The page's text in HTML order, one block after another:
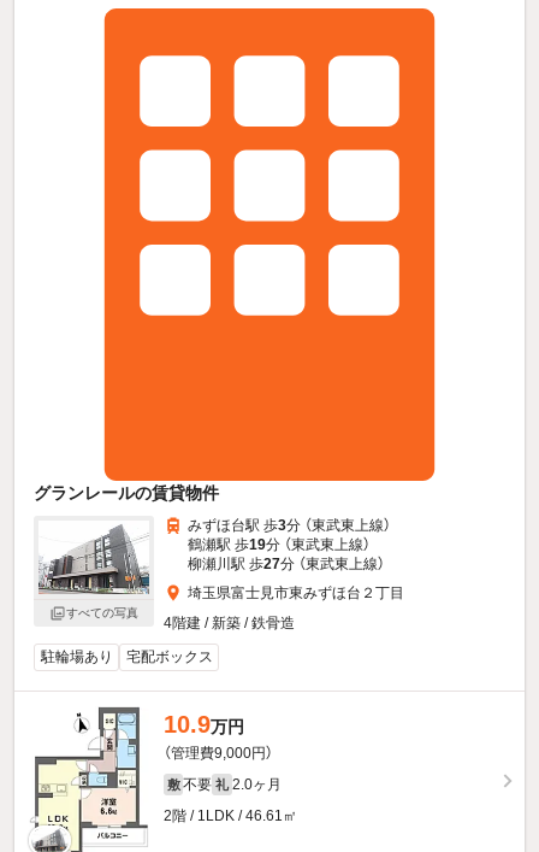
グランレールの賃貸物件
すべての写真
みずほ台駅 歩3分 （東武東上線）
鶴瀬駅 歩19分 （東武東上線）
柳瀬川駅 歩27分 （東武東上線）
埼玉県富士見市東みずほ台２丁目
4階建 / 新築 / 鉄骨造
駐輪場あり
宅配ボックス
10.9万円
（管理費9,000円）
敷 不要 礼 2.0ヶ月
2階 / 1LDK / 46.61㎡